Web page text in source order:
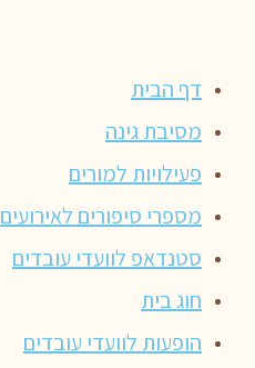
דף הבית
מסיבת גינה
פעילויות למורים
מספרי סיפורים לאירועים
סטנדאפ לוועדי עובדים
חוג בית
הופעות לוועדי עובדים